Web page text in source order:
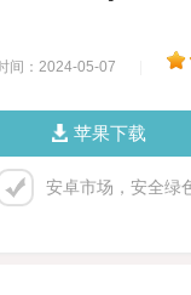
间：2024-05-07
苹果下载
安卓市场，安全绿